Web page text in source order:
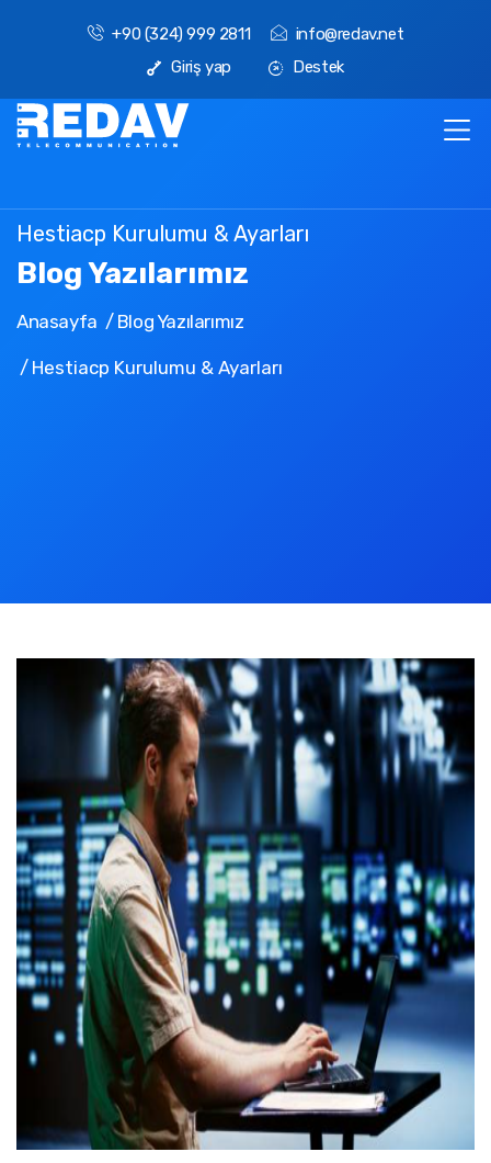
+90 (324) 999 2811
info@redav.net
Giriş yap
Destek
Hestiacp Kurulumu & Ayarları
Blog Yazılarımız
Anasayfa Blog Yazılarımız
Hestiacp Kurulumu & Ayarları